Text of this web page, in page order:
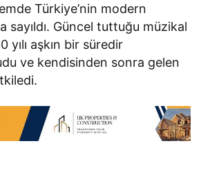
Türkiye’nin modern
sayıldı. Güncel tuttuğu müzikal
yılı aşkın bir süredir
ve kendisinden sonra gelen